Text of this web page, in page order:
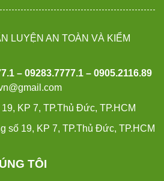
LUYỆN AN TOÀN VÀ KIỂM
– 09283.7777.1 – 0905.2116.89
KP 7, TP.Thủ Đức, TP.HCM
số 19, KP 7, TP.Thủ Đức, TP.HCM
TÔI